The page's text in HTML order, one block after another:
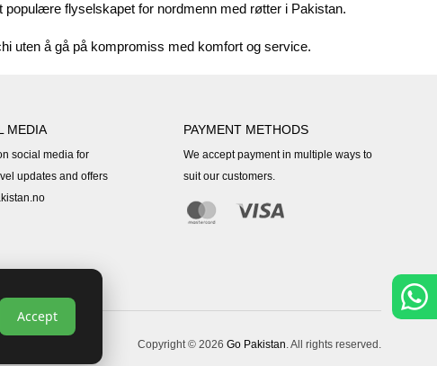
flyselskapet for nordmenn med røtter i Pakistan.
uten å gå på kompromiss med komfort og service.
MEDIA
social media for
updates and offers
PAYMENT METHODS
We accept payment in multiple ways to
suit our customers.
Copyright © 2026 Go Pakistan . All rights reserved.
Accept